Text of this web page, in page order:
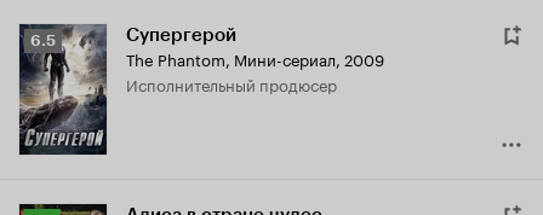
Рейтинг
Кинопоиска
6.5
6.5 Супергерой
The Phantom, Мини-сериал, 2009
исполнительный продюсер